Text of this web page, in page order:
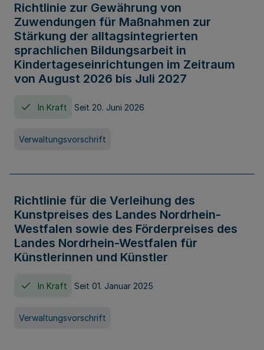
Richtlinie zur Gewährung von
Zuwendungen für Maßnahmen zur
Stärkung der alltagsintegrierten
sprachlichen Bildungsarbeit in
Kindertageseinrichtungen im Zeitraum
von August 2026 bis Juli 2027
In Kraft Seit 20. Juni 2026
Verwaltungsvorschrift
Richtlinie für die Verleihung des
Kunstpreises des Landes Nordrhein-
Westfalen sowie des Förderpreises des
Landes Nordrhein-Westfalen für
Künstlerinnen und Künstler
In Kraft Seit 01. Januar 2025
Verwaltungsvorschrift